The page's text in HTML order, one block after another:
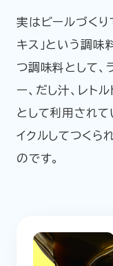
実はビールづくり
キス」という調味
つ調味料として、
ー、だし汁、レト
として利用されて
イクルしてつくら
のです。